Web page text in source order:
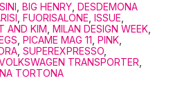
BIG HENRY DESDEMONA
FUORISALONE ISSUE
AND KIM MILAN DESIGN WEEK
PICAME MAG 11 PINK
SUPEREXPRESSO
TRANSPORTER
TORTONA